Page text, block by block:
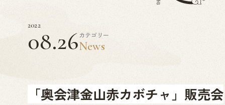
2022
08.26 カテゴリー
News
「奥会津金山赤カボチャ」販売会